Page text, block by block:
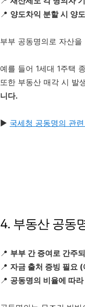
📍 양도차익 분할 시 양
부부 공동명의로 자산
예를 들어 1세대 1주택
또한 부동산 매각 시 발
니다.
▶️ 국세청 공동명의 관
4. 부동산 공동
📍 부부 간 증여로 간주
📍 자금 출처 증빙 필요
📍 공동명의 비율에 따